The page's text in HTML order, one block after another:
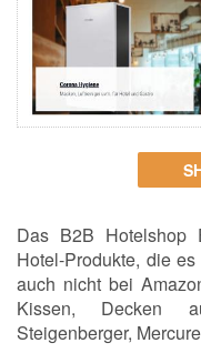
Das B2B Hotelshop
Hotel-Produkte, die
auch nicht bei
Kissen, Decken
Steigenberger,